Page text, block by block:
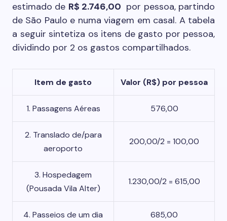
estimado de R$ 2.746,00 por pessoa, partindo
de São Paulo e numa viagem em casal. A tabela
a seguir sintetiza os itens de gasto por pessoa,
dividindo por 2 os gastos compartilhados.
Item de gasto Valor (R$) por pessoa
1. Passagens Aéreas 576,00
2. Translado de/para
aeroporto
200,00/2 = 100,00
3. Hospedagem
(Pousada Vila Alter)
1.230,00/2 = 615,00
4. Passeios de um dia 685,00